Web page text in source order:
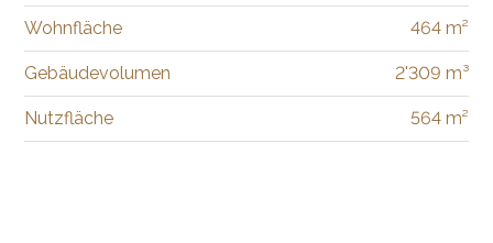
Wohnfläche 464 m²
Gebäudevolumen 2'309 m³
Nutzfläche 564 m²